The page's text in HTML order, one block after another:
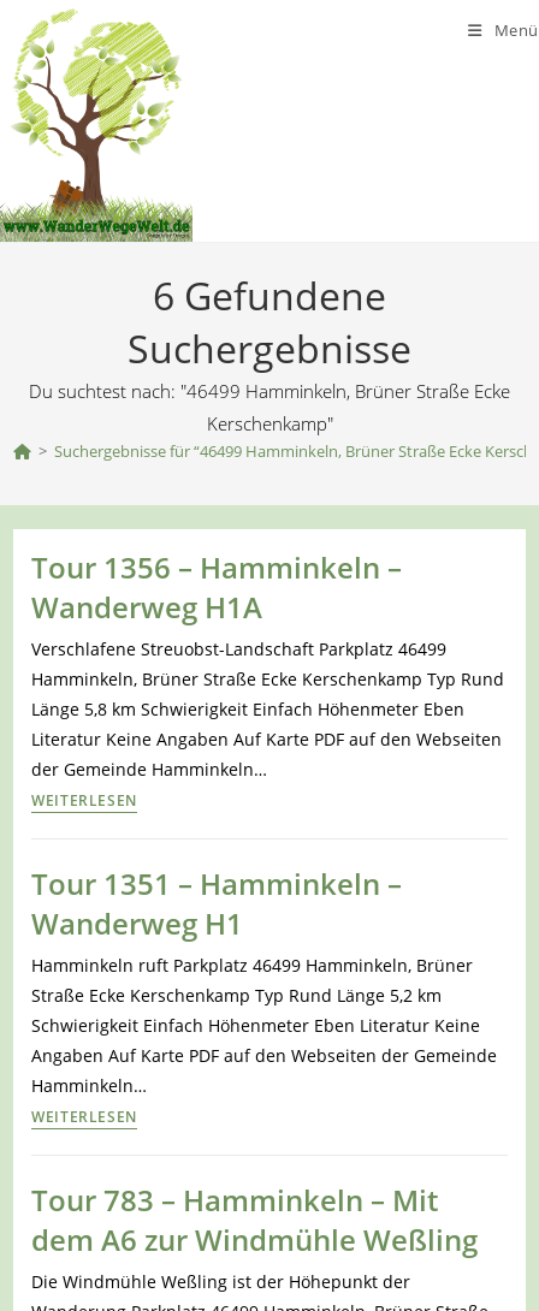
Inhalt
springen
Menü
6 Gefundene
Suchergebnisse
Du suchtest nach: "46499 Hamminkeln, Brüner Straße Ecke
Kerschenkamp"
> Suchergebnisse für“46499 Hamminkeln, Brüner Straße Ecke
Tour 1356 – Hamminkeln –
Wanderweg H1A
Verschlafene Streuobst-Landschaft Parkplatz 46499
Hamminkeln, Brüner Straße Ecke Kerschenkamp Typ Rund
Länge 5,8 km Schwierigkeit Einfach Höhenmeter Eben
Literatur Keine Angaben Auf Karte PDF auf den Webseiten
der Gemeinde Hamminkeln…
WEITERLESENTour
Hamminkeln
–
Wanderweg
H1A
Tour 1351 – Hamminkeln –
Wanderweg H1
Hamminkeln ruft Parkplatz 46499 Hamminkeln, Brüner
Straße Ecke Kerschenkamp Typ Rund Länge 5,2 km
Schwierigkeit Einfach Höhenmeter Eben Literatur Keine
Angaben Auf Karte PDF auf den Webseiten der Gemeinde
Hamminkeln…
WEITERLESENTour
Hamminkeln
–
H1
Tour 783 – Hamminkeln – Mit
dem A6 zur Windmühle Weßling
Die Windmühle Weßling ist der Höhepunkt der